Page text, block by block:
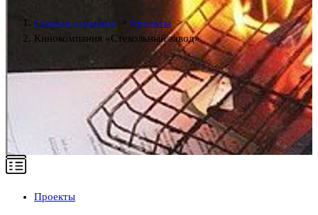
Главная страница > Проекты >
Кинокомпания «Стекольный завод»
Проекты